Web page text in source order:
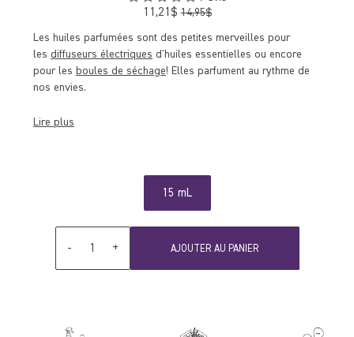
11,21$Prix
14,95$
Les huiles parfumées sont des petites merveilles pour
les diffuseurs électriques d'huiles essentielles ou encore
pour les boules de séchage! Elles parfument au rythme de
nos envies.
Lire plus
15 mL
Quantité
-
+ AJOUTER AU PANIER